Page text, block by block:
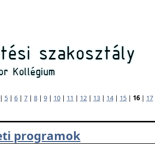
5 | 6 | 7 | 8 | 9 | 10 | 11 | 12 | 13 | 14| 15 | 16 | 17
programok